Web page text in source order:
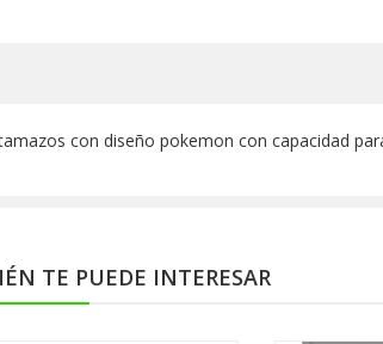
con diseño pokemon con capacidad
TE PUEDE INTERESAR